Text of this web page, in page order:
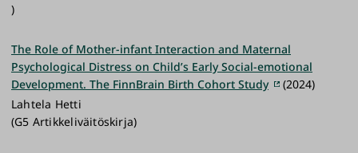
)
The Role of Mother-infant Interaction and Maternal
Psychological Distress on Child’s Early Social-emotional
Development. The FinnBrain Birth Cohort Study
(2024)
Lahtela Hetti
(G5 Artikkeliväitöskirja)